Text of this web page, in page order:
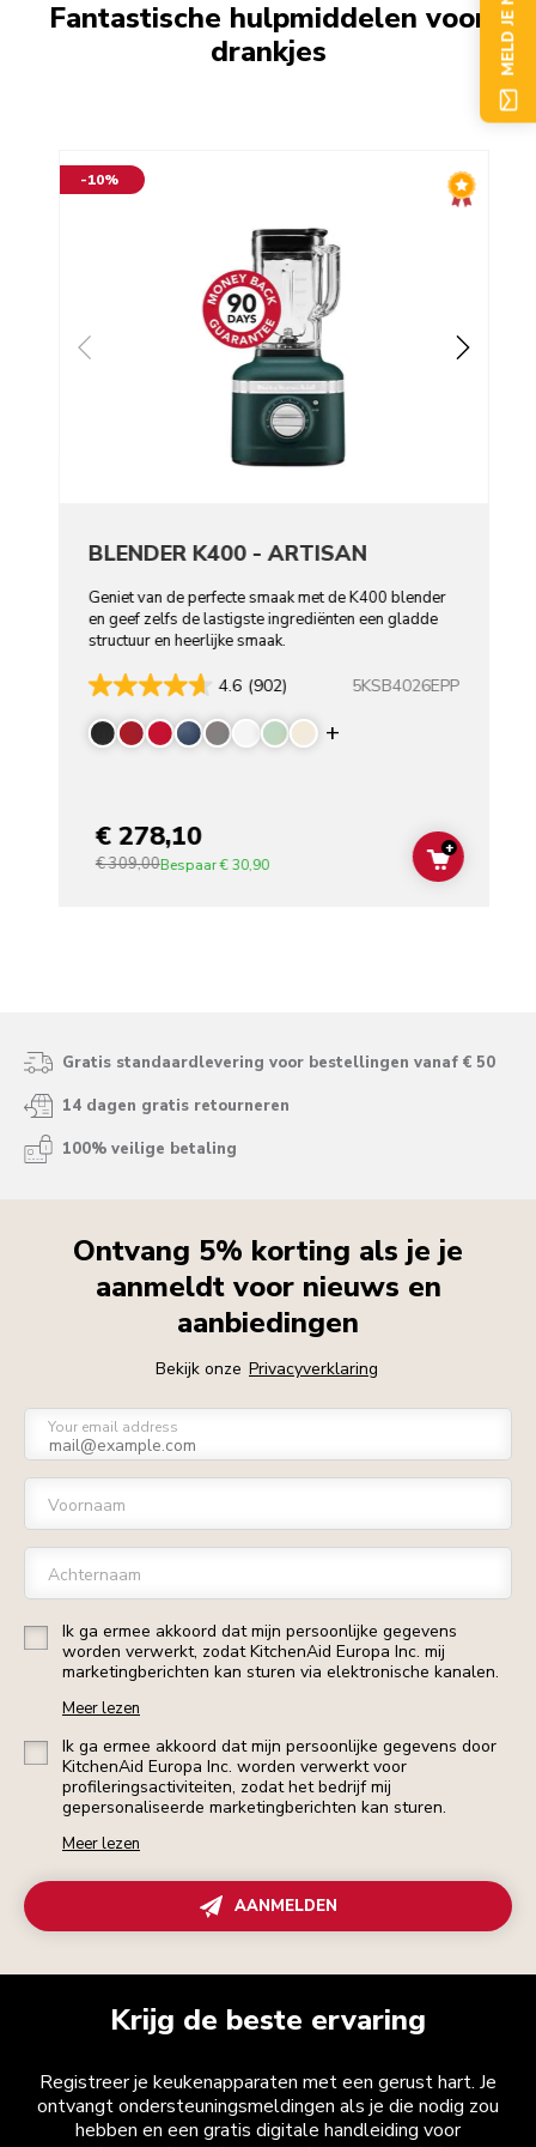
Fantastische hulpmiddelen voor
drankjes
-10%
BLENDER K400 - ARTISAN
Geniet van de perfecte smaak met de K400 blender
en geef zelfs de lastigste ingrediënten een gladde
structuur en heerlijke smaak.
4.6 (902) 5KSB4026EPP
Display more
€ 278,10
€ 309,00Bespaar€ 30,90 ADD TO
+
Gratis standaardlevering voor bestellingen vanaf € 50
14 dagen gratis retourneren
100% veilige betaling
Ontvang 5% korting als je je
aanmeldt voor nieuws en
aanbiedingen
Bekijk onze Privacyverklaring
Your email address
Voornaam
Achternaam
Ik ga ermee akkoord dat mijn persoonlijke gegevens
worden verwerkt, zodat KitchenAid Europa Inc. mij
marketingberichten kan sturen via elektronische kanalen.
Meer lezen
Ik ga ermee akkoord dat mijn persoonlijke gegevens door
KitchenAid Europa Inc. worden verwerkt voor
profileringsactiviteiten, zodat het bedrijf mij
gepersonaliseerde marketingberichten kan sturen.
Meer lezen
AANMELDEN
Krijg de beste ervaring
Registreer je keukenapparaten met een gerust hart. Je
ontvangt ondersteuningsmeldingen als je die nodig zou
hebben en een gratis digitale handleiding voor